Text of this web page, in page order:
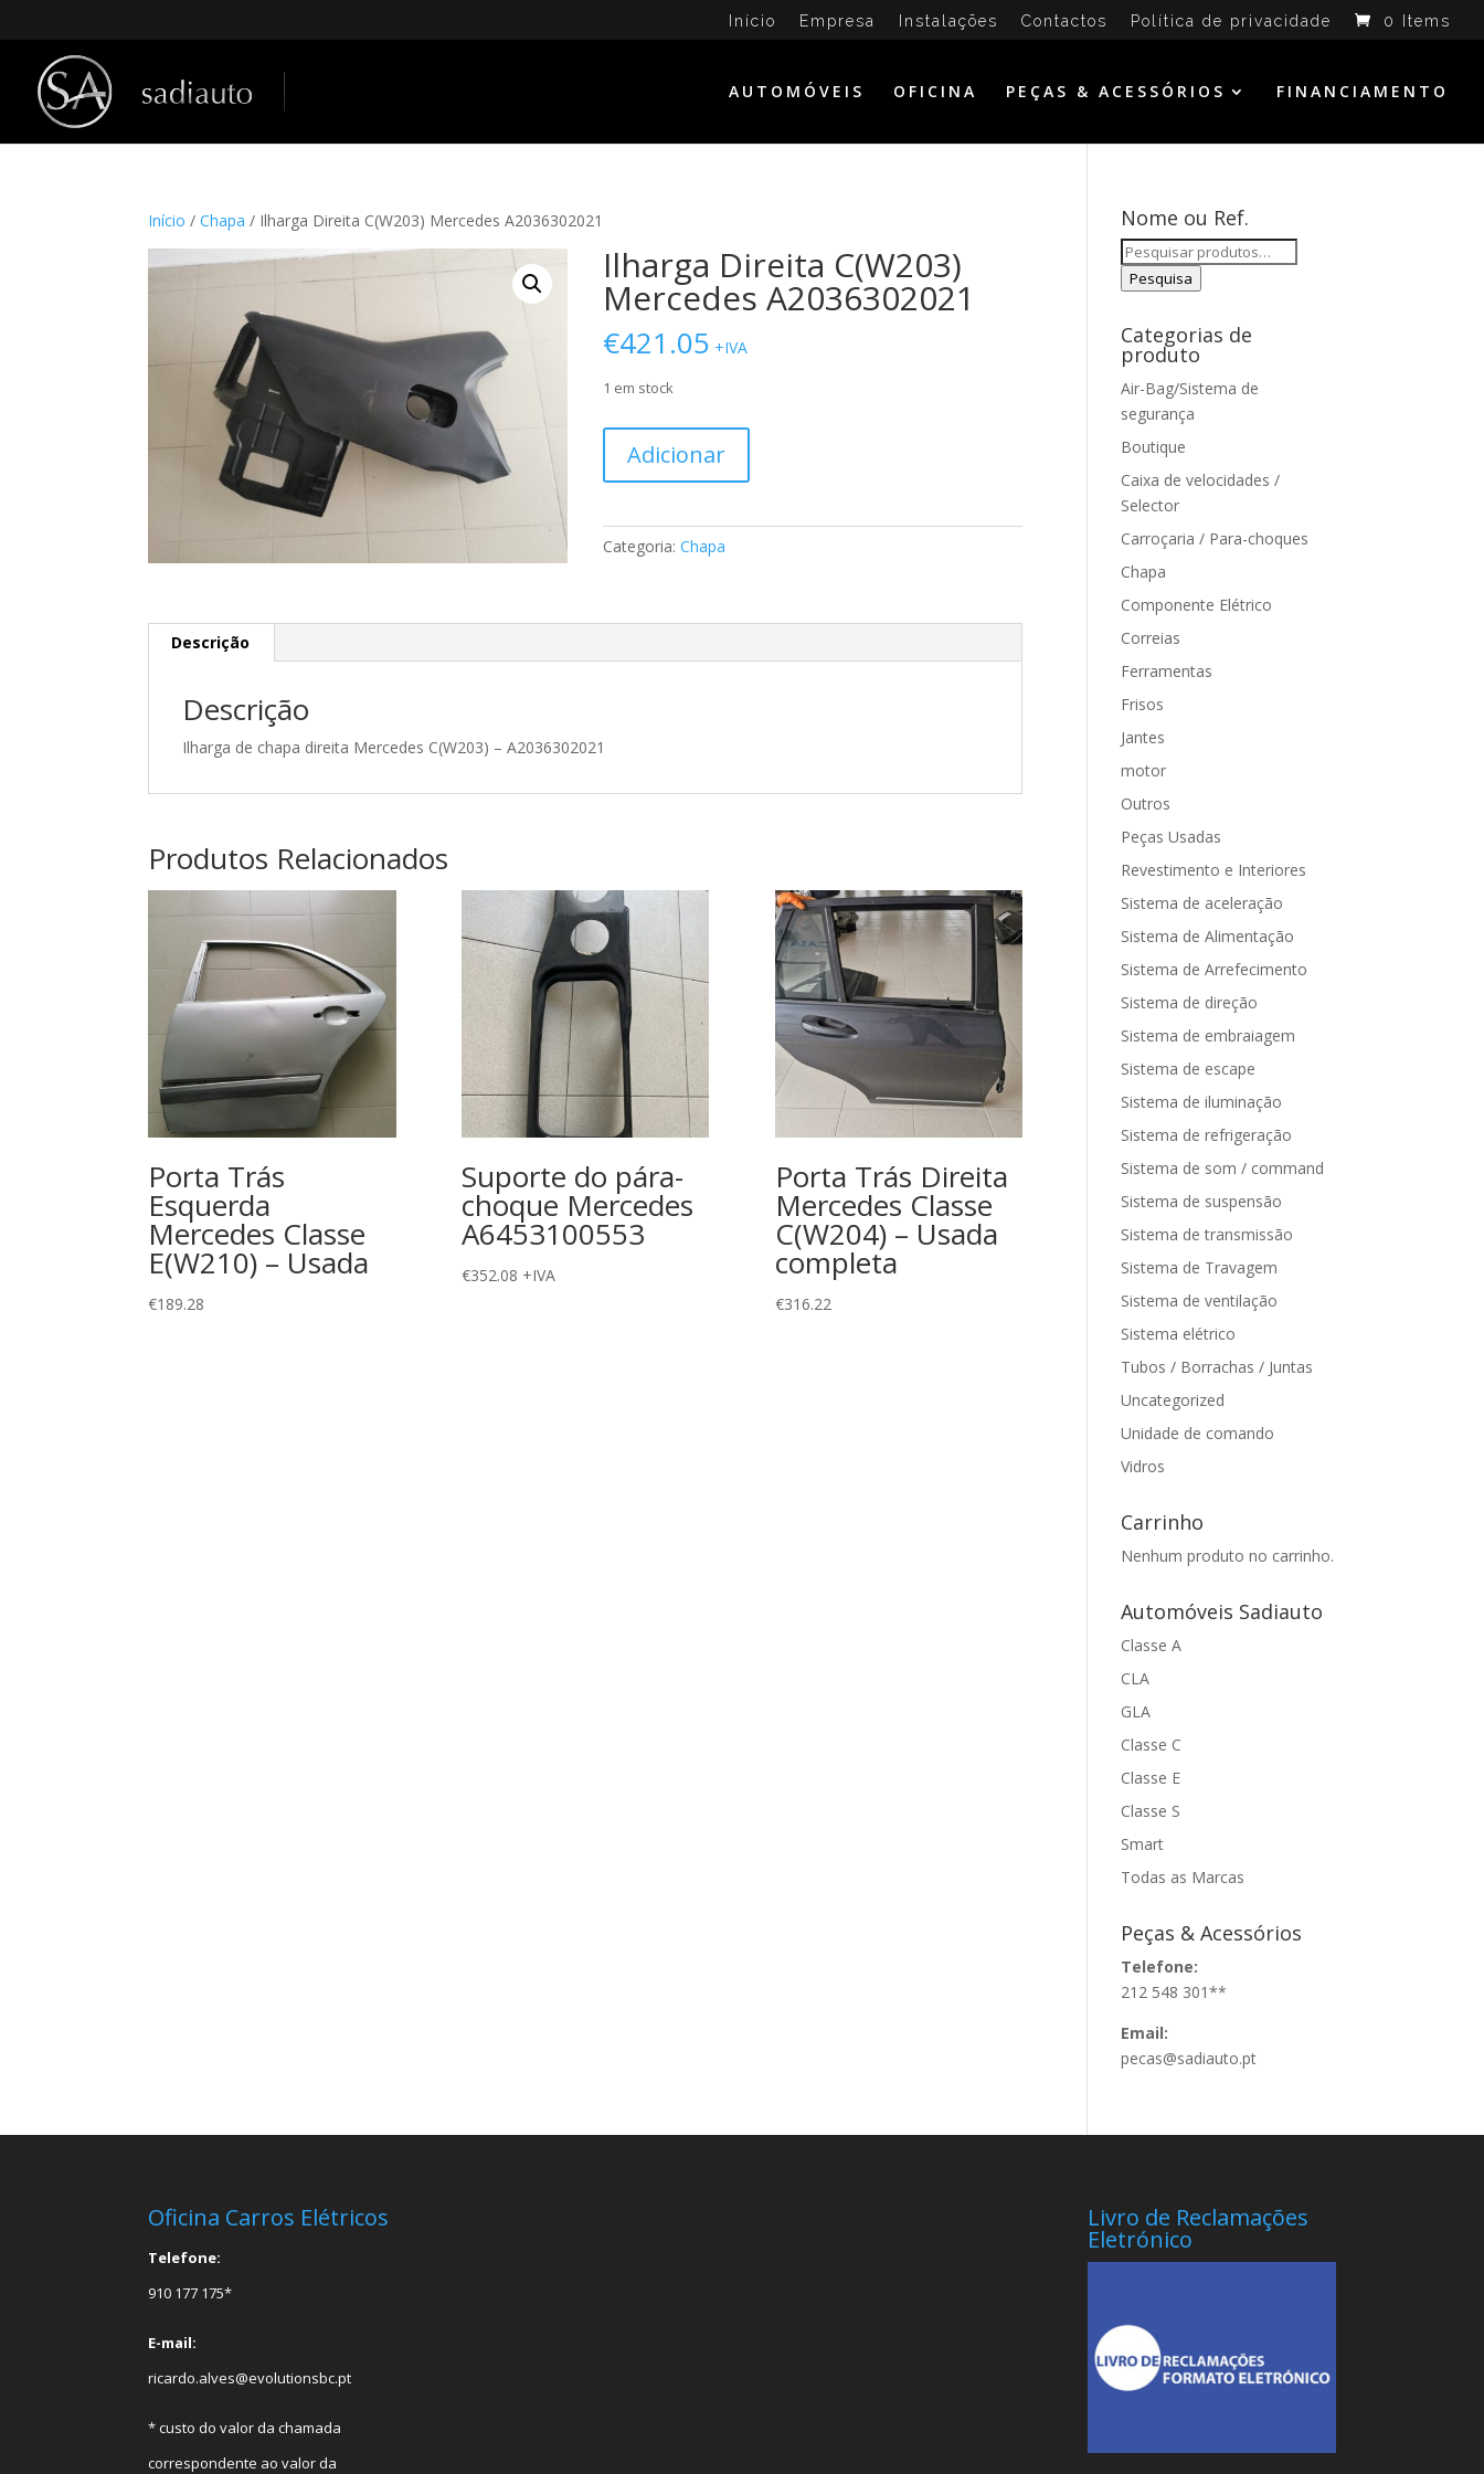
Início Empresa Instalações Contactos Política de privacidade 0 Items
AUTOMÓVEIS OFICINA PEÇAS & ACESSÓRIOS FINANCIAMENTO
Início /Chapa / Ilharga Direita C(W203) Mercedes A2036302021
Ilharga Direita C(W203)
Mercedes A2036302021
€421.05 +IVA
1 em stock
Ilharga
C(W203)
Adicionar
Categoria:Chapa
Descrição
Descrição
Ilharga de chapa direita Mercedes C(W203) – A2036302021
Produtos Relacionados
Porta Trás
Esquerda
Mercedes Classe
E(W210) – Usada
€189.28
Suporte do pára-
choque Mercedes
A6453100553
€352.08 +IVA
Porta Trás Direita
Mercedes Classe
C(W204) – Usada
completa
€316.22
Nome ou Ref.
Pesquisar
por:
Pesquisa
Categorias de
produto
Air-Bag/Sistema de
segurança
Boutique
Caixa de velocidades /
Selector
Carroçaria / Para-choques
Chapa
Componente Elétrico
Correias
Ferramentas
Frisos
Jantes
motor
Outros
Peças Usadas
Revestimento e Interiores
Sistema de aceleração
Sistema de Alimentação
Sistema de Arrefecimento
Sistema de direção
Sistema de embraiagem
Sistema de escape
Sistema de iluminação
Sistema de refrigeração
Sistema de som / command
Sistema de suspensão
Sistema de transmissão
Sistema de Travagem
Sistema de ventilação
Sistema elétrico
Tubos / Borrachas / Juntas
Uncategorized
Unidade de comando
Vidros
Carrinho
Nenhum produto no carrinho.
Automóveis Sadiauto
Classe A
CLA
GLA
Classe C
Classe E
Classe S
Smart
Todas as Marcas
Peças & Acessórios
Telefone:
212 548 301**
Email:
pecas@sadiauto.pt
Oficina Carros Elétricos
Telefone:
910 177 175*
E-mail:
ricardo.alves@evolutionsbc.pt
* custo do valor da chamada
correspondente ao valor da
Livro de Reclamações
Eletrónico